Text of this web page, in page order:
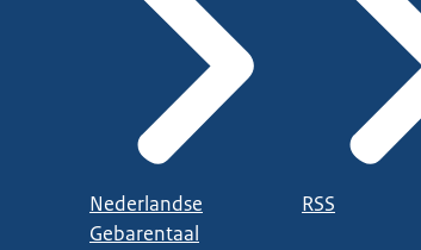
Nederlandse
Gebarentaal
RSS